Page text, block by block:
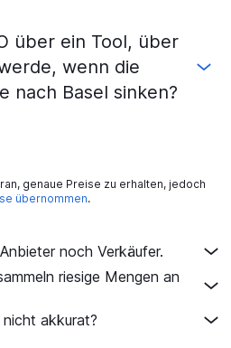
über ein Tool, über
wenn die
nach Basel sinken?
genaue Preise zu erhalten, jedoch
übernommen.
noch Verkäufer.
riesige Mengen an
nicht akkurat?